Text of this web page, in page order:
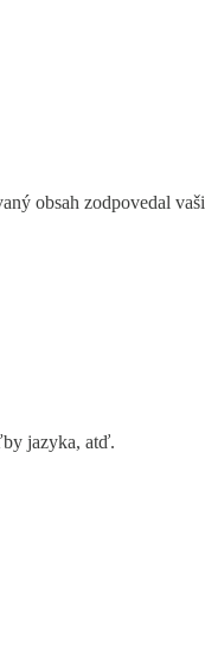
obsah zodpovedal
jazyka, atď.